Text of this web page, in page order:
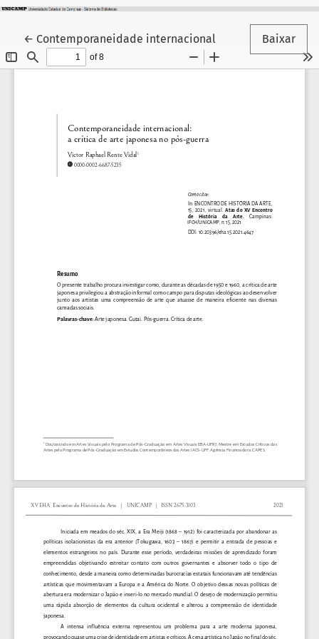
← Voltar aos Detalhes do Artigo
Contemporaneidade internacional Baixar